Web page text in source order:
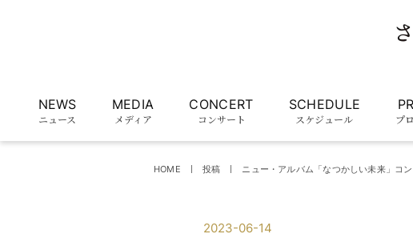
NEWS
ニュース
MEDIA
メディア
CONCERT
コンサート
SCHEDULE
スケジュール プ
HOME 投稿 ニュー・アルバム「なつかしい未来」コ
2023-06-14